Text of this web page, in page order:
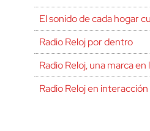
El sonido de cada hogar
Radio Reloj por dentro
Radio Reloj, una marca
Radio Reloj en